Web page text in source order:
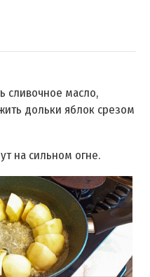
сливочное масло,
дольки яблок срезом
на сильном огне.